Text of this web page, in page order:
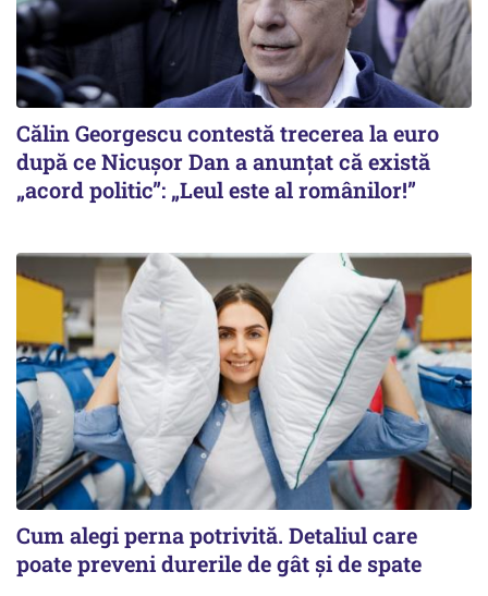
Călin Georgescu contestă trecerea la euro
după ce Nicușor Dan a anunțat că există
„acord politic”: „Leul este al românilor!”
Cum alegi perna potrivită. Detaliul care
poate preveni durerile de gât și de spate